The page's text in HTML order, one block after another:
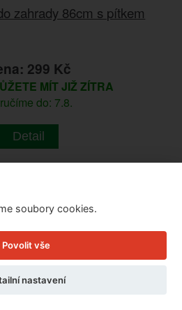
zahrady 86cm s pítkem
299 Kč
MÍT JIŽ ZÍTRA
do: 7.8.
Detail
soubory cookies.
Povolit vše
nastavení